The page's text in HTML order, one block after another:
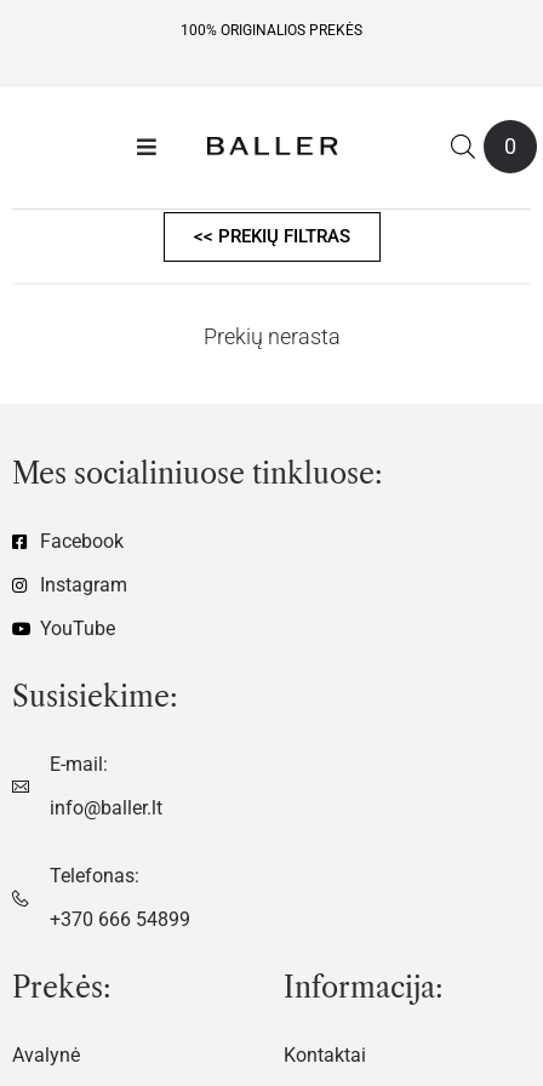
100% ORIGINALIOS PREKĖS
0
<< PREKIŲ FILTRAS
Prekių nerasta
Mes socialiniuose tinkluose:
Facebook
Instagram
YouTube
Susisiekime:
E-mail:
info@baller.lt
Telefonas:
+370 666 54899
Prekės:
Avalynė
Informacija:
Kontaktai